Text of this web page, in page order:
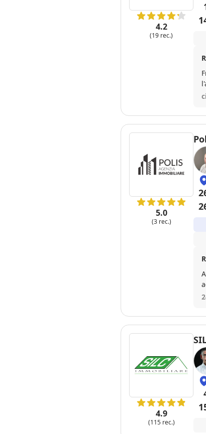
4.2
(19 rec.)
5.0
(3 rec.)
4.9
(115 rec.)